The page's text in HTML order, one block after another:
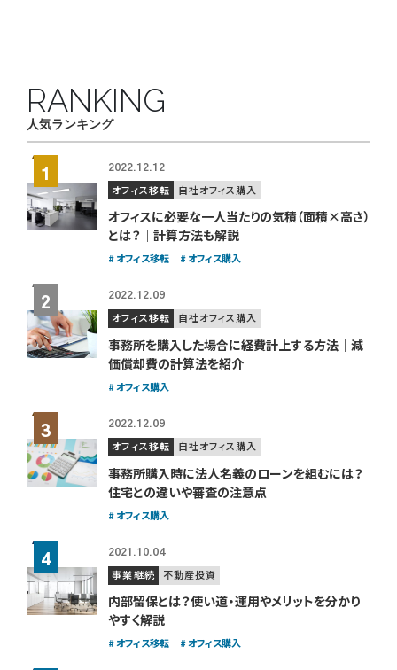
人気ランキング
RANKING
2022.12.12
オフィス移転 自社オフィス購入
オフィスに必要な一人当たりの気積（面積×高さ）
とは？｜計算方法も解説
オフィス移転 オフィス購入
2022.12.09
オフィス移転 自社オフィス購入
事務所を購入した場合に経費計上する方法｜減
価償却費の計算法を紹介
オフィス購入
2022.12.09
オフィス移転 自社オフィス購入
事務所購入時に法人名義のローンを組むには？
住宅との違いや審査の注意点
オフィス購入
2021.10.04
事業継続 不動産投資
内部留保とは？使い道・運用やメリットを分かり
やすく解説
オフィス移転 オフィス購入